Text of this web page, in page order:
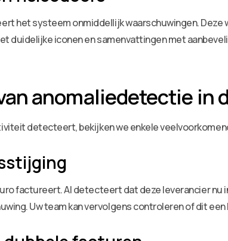
het systeem onmiddellijk waarschuwingen. Deze
duidelijke iconen en samenvattingen met
anomaliedetectie in
detecteert, bekijken we enkele
factureert. AI detecteert dat deze leverancier
Uw team kan vervolgens controleren of dit